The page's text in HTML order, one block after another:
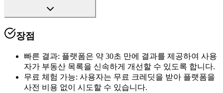
장점
빠른 결과: 플랫폼은 약 30초 만에 결과를 제공하여 사용
자가 부동산 목록을 신속하게 개선할 수 있도록 합니다.
무료 체험 가능: 사용자는 무료 크레딧을 받아 플랫폼을
사전 비용 없이 시도할 수 있습니다.